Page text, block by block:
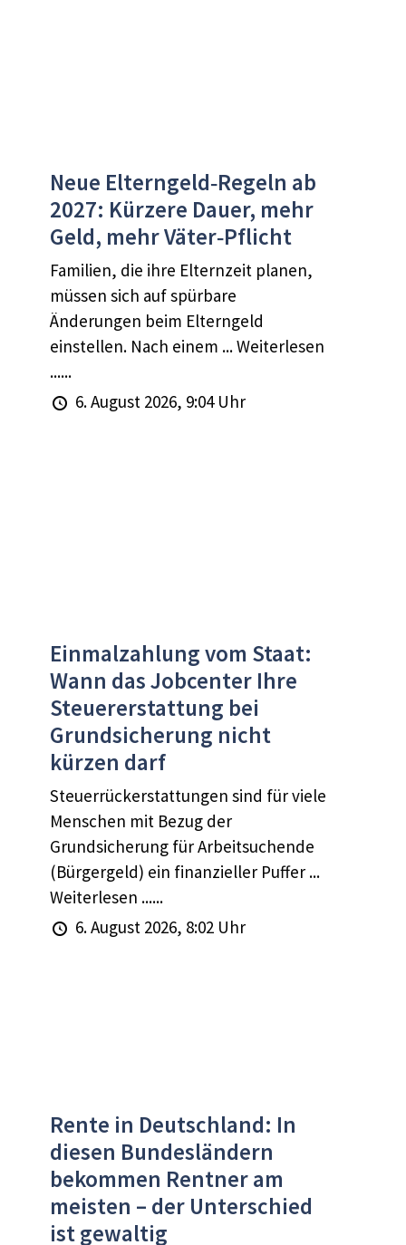
Neue Elterngeld‑Regeln ab
2027: Kürzere Dauer, mehr
Geld, mehr Väter‑Pflicht
Familien, die ihre Elternzeit planen,
müssen sich auf spürbare
Änderungen beim Elterngeld
einstellen. Nach einem ... Weiterlesen
......
6. August 2026, 9:04 Uhr
Einmalzahlung vom Staat:
Wann das Jobcenter Ihre
Steuererstattung bei
Grundsicherung nicht
kürzen darf
Steuerrückerstattungen sind für viele
Menschen mit Bezug der
Grundsicherung für Arbeitsuchende
(Bürgergeld) ein finanzieller Puffer ...
Weiterlesen ......
6. August 2026, 8:02 Uhr
Rente in Deutschland: In
diesen Bundesländern
bekommen Rentner am
meisten – der Unterschied
ist gewaltig